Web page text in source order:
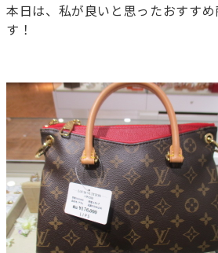
本日は、私が良いと思ったおすす
す！